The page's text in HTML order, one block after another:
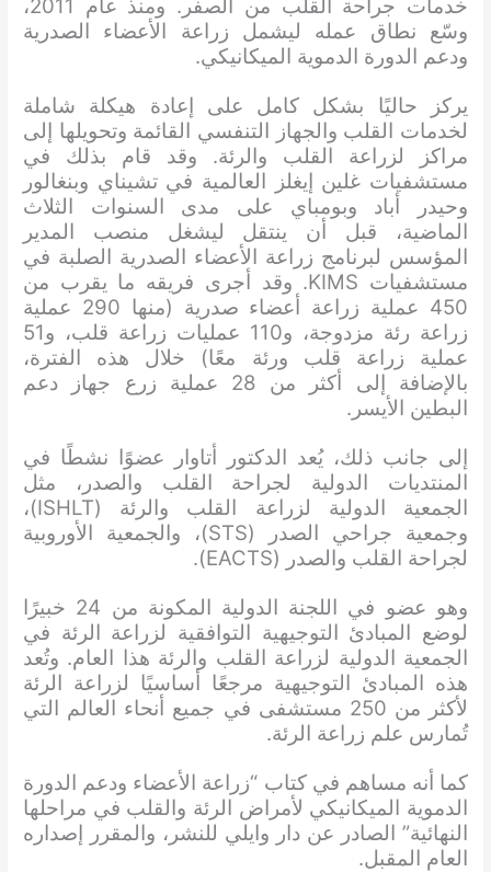
خدمات جراحة القلب من الصفر. ومنذ عام 2011،
وسّع نطاق عمله ليشمل زراعة الأعضاء الصدرية
ودعم الدورة الدموية الميكانيكي.
يركز حاليًا بشكل كامل على إعادة هيكلة شاملة
لخدمات القلب والجهاز التنفسي القائمة وتحويلها إلى
مراكز لزراعة القلب والرئة. وقد قام بذلك في
مستشفيات غلين إيغلز العالمية في تشيناي وبنغالور
وحيدر أباد وبومباي على مدى السنوات الثلاث
الماضية، قبل أن ينتقل ليشغل منصب المدير
المؤسس لبرنامج زراعة الأعضاء الصدرية الصلبة في
مستشفيات KIMS. وقد أجرى فريقه ما يقرب من
450 عملية زراعة أعضاء صدرية (منها 290 عملية
زراعة رئة مزدوجة، و110 عمليات زراعة قلب، و51
عملية زراعة قلب ورئة معًا) خلال هذه الفترة،
بالإضافة إلى أكثر من 28 عملية زرع جهاز دعم
البطين الأيسر.
إلى جانب ذلك، يُعد الدكتور أتاوار عضوًا نشطًا في
المنتديات الدولية لجراحة القلب والصدر، مثل
الجمعية الدولية لزراعة القلب والرئة (ISHLT)،
وجمعية جراحي الصدر (STS)، والجمعية الأوروبية
لجراحة القلب والصدر (EACTS).
وهو عضو في اللجنة الدولية المكونة من 24 خبيرًا
لوضع المبادئ التوجيهية التوافقية لزراعة الرئة في
الجمعية الدولية لزراعة القلب والرئة هذا العام. وتُعد
هذه المبادئ التوجيهية مرجعًا أساسيًا لزراعة الرئة
لأكثر من 250 مستشفى في جميع أنحاء العالم التي
تُمارس علم زراعة الرئة.
كما أنه مساهم في كتاب “زراعة الأعضاء ودعم الدورة
الدموية الميكانيكي لأمراض الرئة والقلب في مراحلها
النهائية” الصادر عن دار وايلي للنشر، والمقرر إصداره
العام المقبل.